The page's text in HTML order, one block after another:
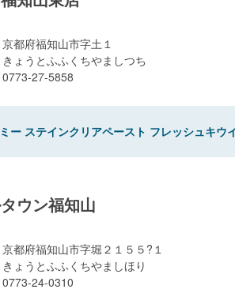
京都府福知山市字土１
きょうとふふくちやましつち
0773-27-5858
ー ステインクリアペースト フレッシュキウ
ウン福知山
京都府福知山市字堀２１５５?１
きょうとふふくちやましほり
0773-24-0310